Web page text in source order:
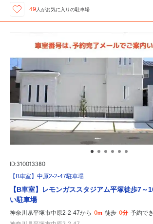
49 人がお気に入りの駐車場
ID:310013380
【B車室】中原2-2-47駐車場
【B車室】レモンガススタジアム平塚徒歩7～
い駐車場
神奈川県平塚市中原2-2-47から 0m 徒歩 0分 予約で